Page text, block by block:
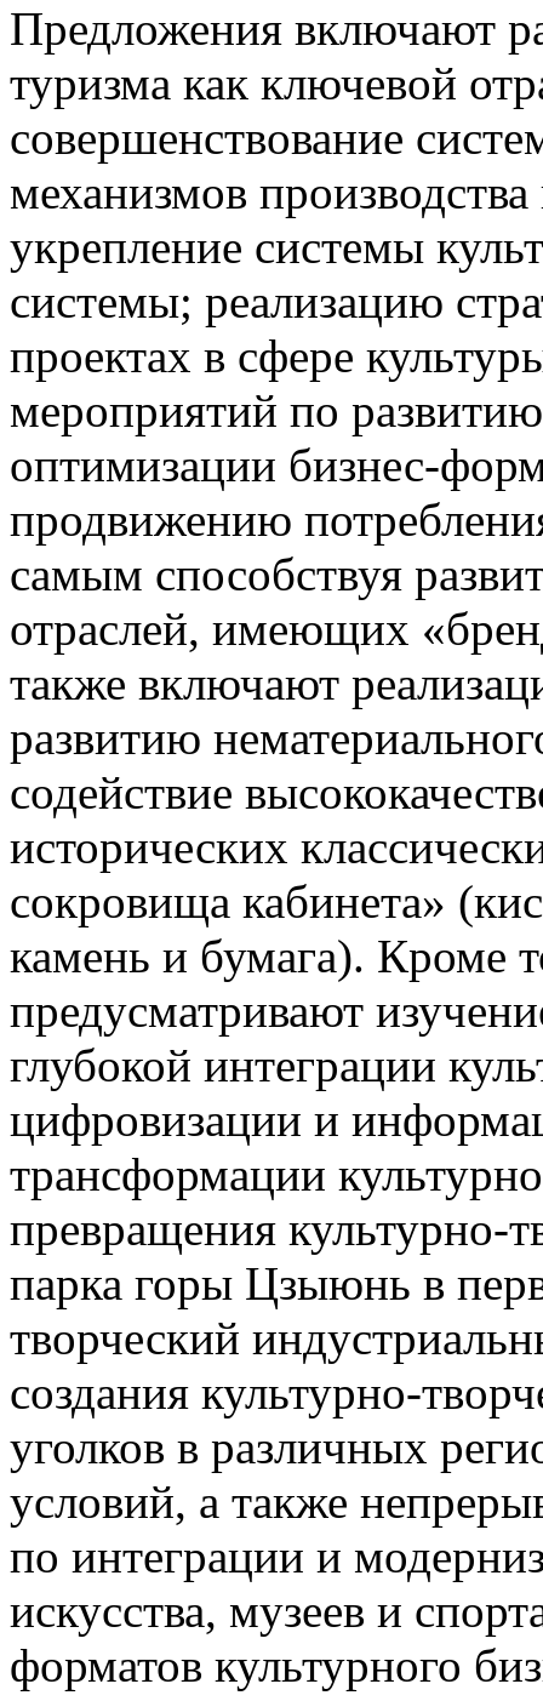
Предложения включают
туризма как ключевой
совершенствование
механизмов
укрепление системы
системы; реализацию
проектах в сфере
мероприятий по
оптимизации бизнес-
продвижению
самым способствуя
отраслей, имеющих
также включают
развитию
содействие
исторических
сокровища кабинета»
камень и бумага). Кроме
предусматривают
глубокой интеграции
цифровизации и
трансформации
превращения культурно-
парка горы Цзыюнь в
творческий
создания культурно-
уголков в различных
условий, а также
по интеграции и
искусства, музеев и
форматов культурного